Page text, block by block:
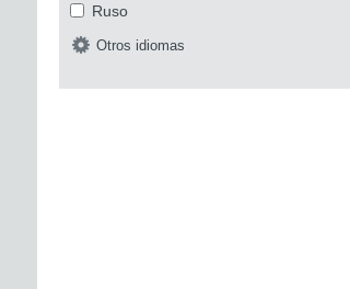
Ruso
Otros idiomas